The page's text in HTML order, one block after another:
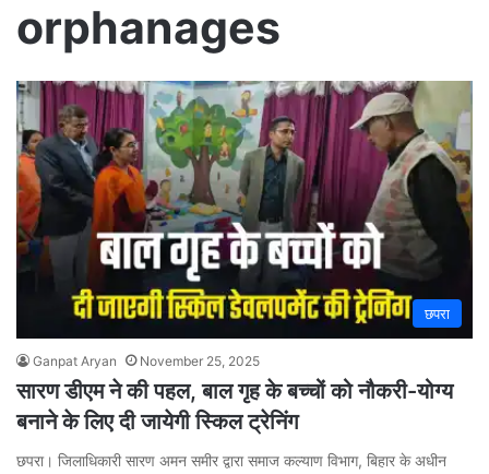
orphanages
छपरा
Ganpat Aryan November 25, 2025
सारण डीएम ने की पहल, बाल गृह के बच्चों को नौकरी-योग्य
बनाने के लिए दी जायेगी स्किल ट्रेनिंग
छपरा। जिलाधिकारी सारण अमन समीर द्वारा समाज कल्याण विभाग, बिहार के अधीन